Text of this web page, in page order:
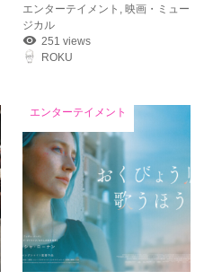
エンターテイメント
,映画・ミュー
ジカル
251 views
ROKU
エンターテイメント